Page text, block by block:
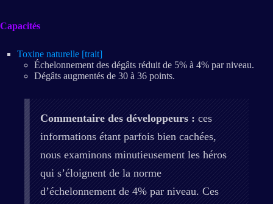
Capacités
Toxine naturelle [trait]
Échelonnement des dégâts réduit de 5% à 4% par niveau.
Dégâts augmentés de 30 à 36 points.
Commentaire des développeurs : ces
informations étant parfois bien cachées,
nous examinons minutieusement les héros
qui s’éloignent de la norme
d’échelonnement de 4% par niveau. Ces